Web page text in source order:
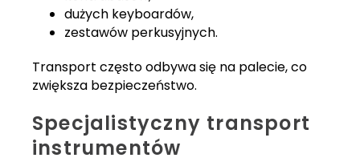
dużych keyboardów,
zestawów perkusyjnych.
Transport często odbywa się na palecie, co
zwiększa bezpieczeństwo.
Specjalistyczny transport
instrumentów